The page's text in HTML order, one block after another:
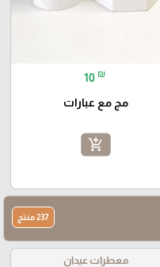
10 ₪
مج مع عبارات
add_shopping_cart
237 منتج
معطرات عيدان